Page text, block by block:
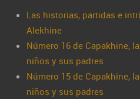
Las historias, partidas e
Alekhine
Número 16 de Capakhine,
niños y sus padres
Número 15 de Capakhine,
niños y sus padres